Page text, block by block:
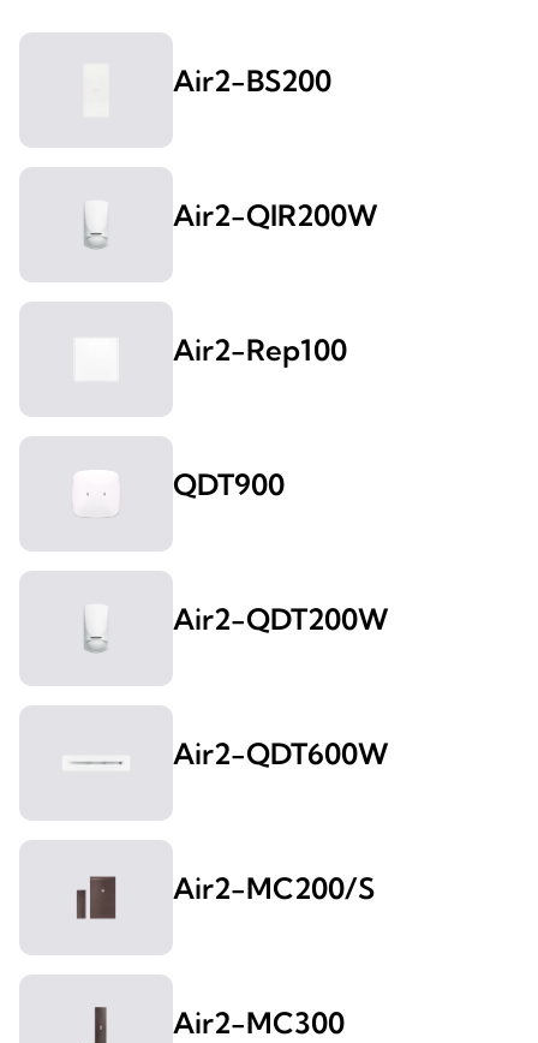
Air2-BS200
Air2-QIR200W
Air2-Rep100
QDT900
Air2-QDT200W
Air2-QDT600W
Air2-MC200/S
Air2-MC300